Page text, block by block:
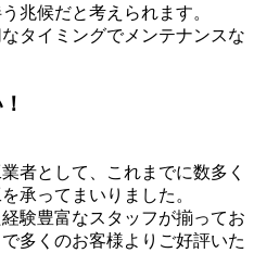
兆候だと考えられます。
タイミングでメンテナンスな
者として、これまでに数多く
承ってまいりました。
験豊富なスタッフが揃ってお
多くのお客様よりご好評いた